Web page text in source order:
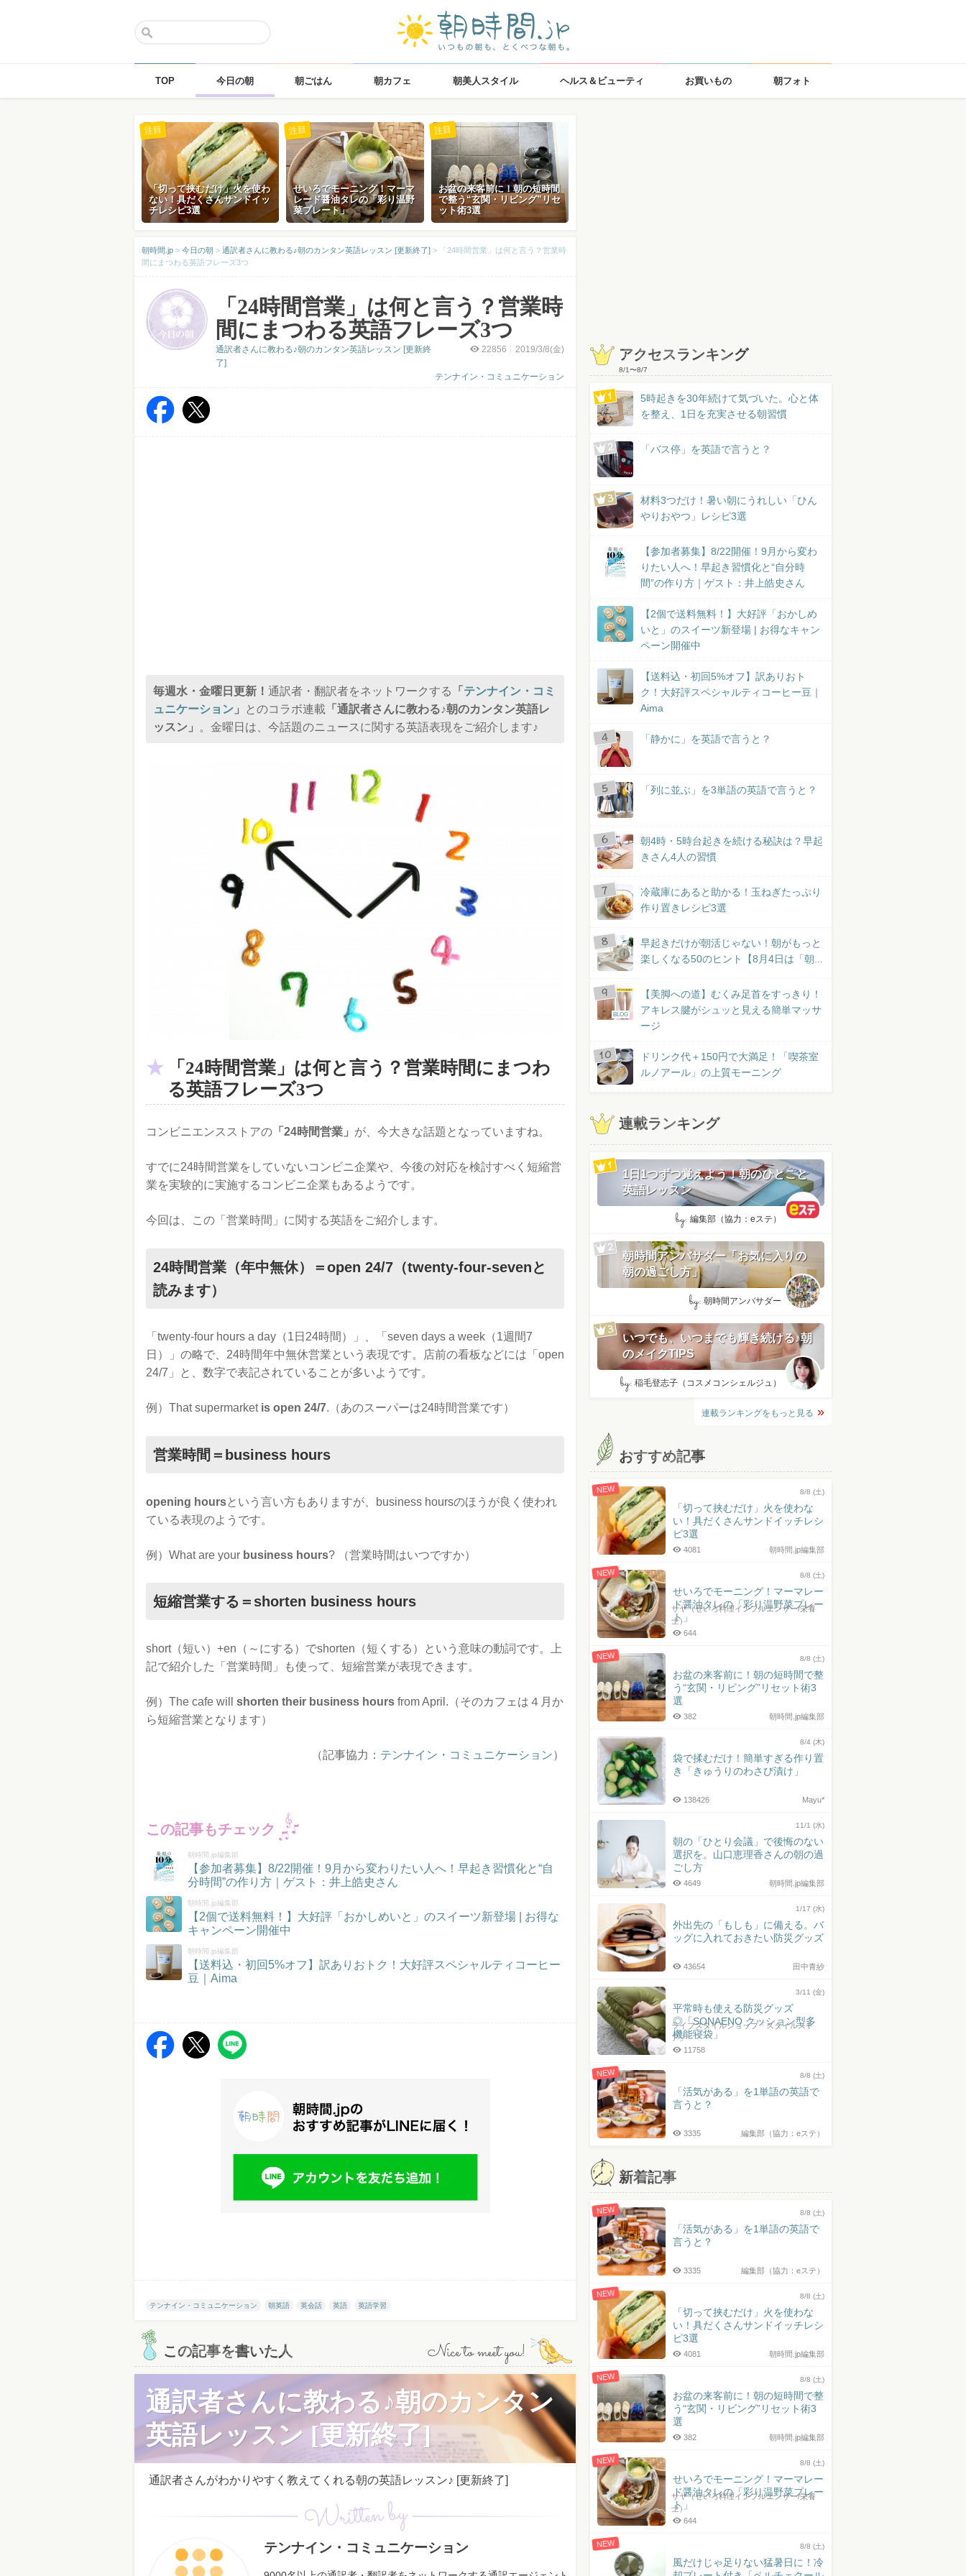
TOP 今日の朝 朝ごはん 朝カフェ 朝美人スタイル ヘルス＆ビューティ お買いもの 朝フォト
「切って挟むだけ」火を使わ
ない！具だくさんサンドイッ
チレシピ3選
注目
せいろでモーニング！マーマ
レード醤油タレの「彩り温野
菜プレート」
注目
お盆の来客前に！朝の短時間
で整う“玄関・リビング”リセ
ット術3選
注目
朝時間.jp > 今日の朝 > 通訳者さんに教わる♪朝のカンタン英語レッスン [更新終了] >
「24時間営業」は何と言う？営業時
間にまつわる英語フレーズ3つ
「24時間営業」は何と言う？営業時
間にまつわる英語フレーズ3つ
22856 2019/3/8(金)
テンナイン・コミュニケーション
通訳者さんに教わる♪朝のカンタン英語レッスン [更新終
了]
毎週水・金曜日更新！ 通訳者・翻訳者をネットワークする 「 テンナイン・コミ
ュニケーション 」 とのコラボ連載 「通訳者さんに教わる♪朝のカンタン英語レ
ッスン」
。金曜日は、今話題のニュースに関する英語表現をご紹介します♪
「24時間営業」は何と言う？営業時間にまつわ
る英語フレーズ3つ
コンビニエンスストアの 「24時間営業」 が、今大きな話題となっていますね。
すでに24時間営業をしていないコンビニ企業や、今後の対応を検討すべく短縮営
業を実験的に実施するコンビニ企業もあるようです。
今回は、この「営業時間」に関する英語をご紹介します。
24時間営業（年中無休）＝open 24/7（twenty-four-sevenと
読みます）
「twenty-four hours a day（1日24時間）」、「seven days a week（1週間7
日）」の略で、24時間年中無休営業という表現です。店前の看板などには「open
24/7」と、数字で表記されていることが多いようです。
例）That supermarket is open 24/7.（あのスーパーは24時間営業です）
営業時間＝business hours
opening hoursという言い方もありますが、business hoursのほうが良く使われ
ている表現のようです。
例）What are your business hours? （営業時間はいつですか）
短縮営業する＝shorten business hours
short（短い）+en（～にする）でshorten（短くする）という意味の動詞です。上
記で紹介した「営業時間」も使って、短縮営業が表現できます。
例）The cafe will shorten their business hours from April.（そのカフェは４月か
ら短縮営業となります）
（記事協力： テンナイン・コミュニケーション）
この記事もチェック
朝時間.jp編集部
【参加者募集】8/22開催！9月から変わりたい人へ！早起き習慣化と“自
分時間”の作り方｜ゲスト：井上皓史さん
朝時間.jp編集部
【2個で送料無料！】大好評「おかしめいと」のスイーツ新登場 | お得な
キャンペーン開催中
朝時間.jp編集部
【送料込・初回5%オフ】訳ありおトク！大好評スペシャルティコーヒー
豆｜Aima
テンナイン・コミュニケーション 朝英語 英会話 英語 英語学習
この記事を書いた人 Nice to meet you!
通訳者さんに教わる♪朝のカンタン
英語レッスン [更新終了]
通訳者さんがわかりやすく教えてくれる朝の英語レッスン♪ [更新終了]
Written by
テンナイン・コミュニケーション
アクセスランキング
8/1〜8/7
5時起きを30年続けて気づいた。心と体
を整え、1日を充実させる朝習慣
「バス停」を英語で言うと？
材料3つだけ！暑い朝にうれしい「ひん
やりおやつ」レシピ3選
【参加者募集】8/22開催！9月から変わ
りたい人へ！早起き習慣化と“自分時
間”の作り方｜ゲスト：井上皓史さん
【2個で送料無料！】大好評「おかしめ
いと」のスイーツ新登場 | お得なキャン
ペーン開催中
【送料込・初回5%オフ】訳ありおト
ク！大好評スペシャルティコーヒー豆｜
Aima
「静かに」を英語で言うと？
「列に並ぶ」を3単語の英語で言うと？
朝4時・5時台起きを続ける秘訣は？早起
きさん4人の習慣
冷蔵庫にあると助かる！玉ねぎたっぷり
作り置きレシピ3選
早起きだけが朝活じゃない！朝がもっと
楽しくなる50のヒント【8月4日は「朝...
BLOG
【美脚への道】むくみ足首をすっきり！
アキレス腱がシュッと見える簡単マッサ
ージ
ドリンク代＋150円で大満足！「喫茶室
ルノアール」の上質モーニング
連載ランキング
1日1つずつ覚えよう！朝のひとこと
英語レッスン
by: 編集部（協力：eステ）
朝時間アンバサダー「お気に入りの
朝の過ごし方」
by: 朝時間アンバサダー
いつでも、いつまでも輝き続ける♪朝
のメイクTIPS
by: 稲毛登志子（コスメコンシェルジュ）
連載ランキングをもっと見る
おすすめ記事
NEW 8/8 (土)
「切って挟むだけ」火を使わな
い！具だくさんサンドイッチレシ
ピ3選
朝時間.jp編集部
4081
NEW 8/8 (土)
せいろでモーニング！マーマレー
ド醤油タレの「彩り温野菜プレー
ト」
サヤ（せいろ料理インフルエンサー/栄養
士）
644
NEW 8/8 (土)
お盆の来客前に！朝の短時間で整
う“玄関・リビング”リセット術3
選
朝時間.jp編集部
382
8/4 (木)
袋で揉むだけ！簡単すぎる作り置
き「きゅうりのわさび漬け」
Mayu*
138426
11/1 (水)
朝の「ひとり会議」で後悔のない
選択を。山口恵理香さんの朝の過
ごし方
朝時間.jp編集部
4649
1/17 (水)
外出先の「もしも」に備える。バ
ッグに入れておきたい防災グッズ
田中青紗
43654
3/11 (金)
平常時も使える防災グッズ
◎「SONAENO クッション型多
機能寝袋」
ライフスタイルショップ「スタイルスト
ア」
11758
NEW 8/8 (土)
「活気がある」を1単語の英語で
言うと？
編集部（協力：eステ）
3335
新着記事
NEW 8/8 (土)
「活気がある」を1単語の英語で
言うと？
編集部（協力：eステ）
3335
NEW 8/8 (土)
「切って挟むだけ」火を使わな
い！具だくさんサンドイッチレシ
ピ3選
朝時間.jp編集部
4081
NEW 8/8 (土)
お盆の来客前に！朝の短時間で整
う“玄関・リビング”リセット術3
選
朝時間.jp編集部
382
NEW 8/8 (土)
せいろでモーニング！マーマレー
ド醤油タレの「彩り温野菜プレー
ト」
サヤ（せいろ料理インフルエンサー/栄養
士）
644
NEW 8/8 (土)
風だけじゃ足りない猛暑日に！冷